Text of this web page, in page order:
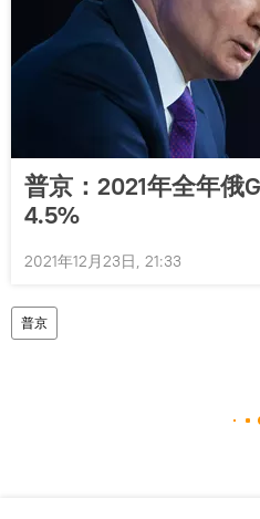
普京：2021年全年俄
4.5%
2021年12月23日, 21:33
普京